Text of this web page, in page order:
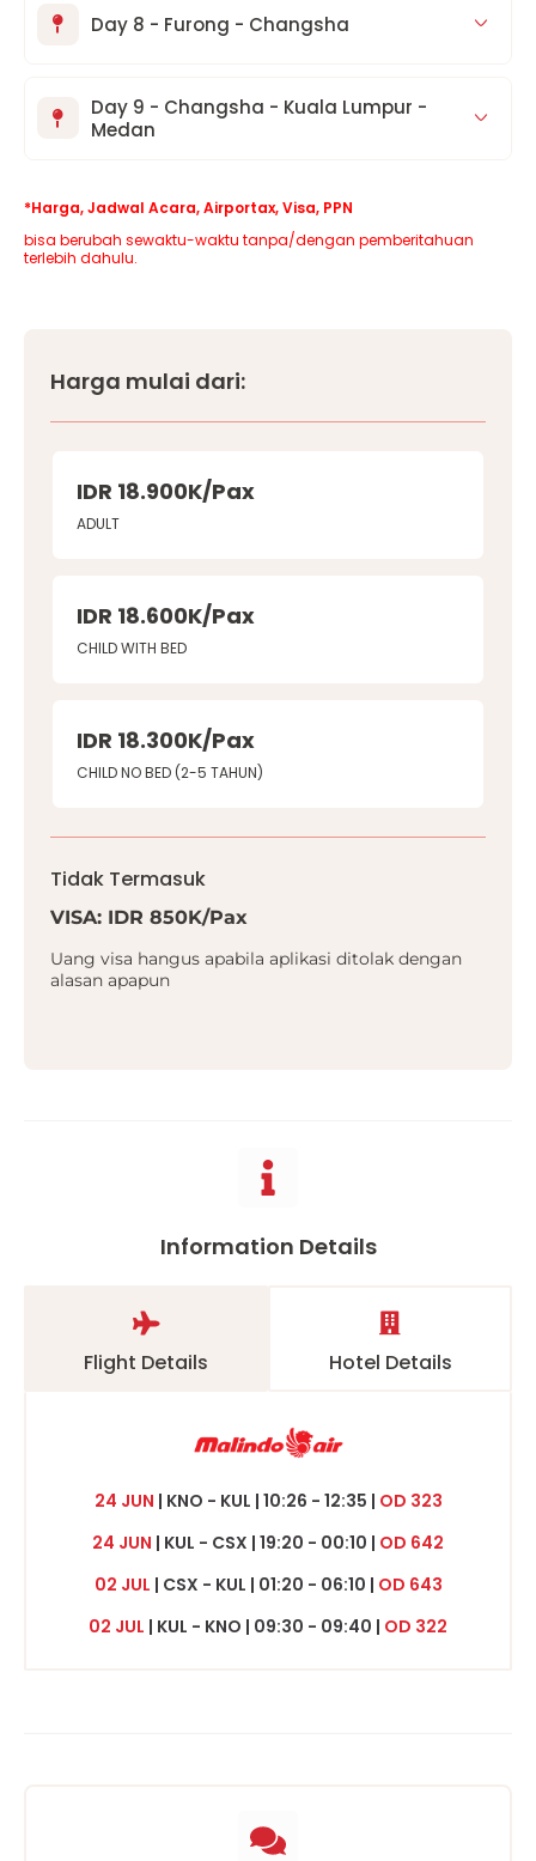
Day 8 - Furong - Changsha
Day 9 - Changsha - Kuala Lumpur -
Medan
*Harga, Jadwal Acara, Airportax, Visa, PPN
bisa berubah sewaktu-waktu tanpa/dengan pemberitahuan
terlebih dahulu.
Harga mulai dari:
IDR 18.900K/Pax
ADULT
IDR 18.600K/Pax
CHILD WITH BED
IDR 18.300K/Pax
CHILD NO BED (2-5 TAHUN)
Tidak Termasuk
VISA: IDR 850K/Pax
Uang visa hangus apabila aplikasi ditolak dengan
alasan apapun
Information Details
Flight Details Hotel Details
24 JUN | KNO - KUL | 10:26 - 12:35 | OD 323
24 JUN | KUL - CSX | 19:20 - 00:10 | OD 642
02 JUL | CSX - KUL | 01:20 - 06:10 | OD 643
02 JUL | KUL - KNO | 09:30 - 09:40 | OD 322